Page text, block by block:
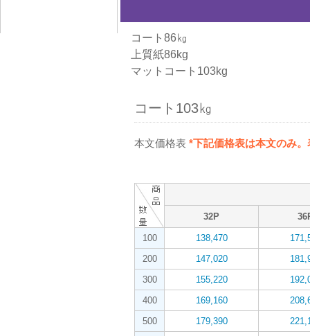
コート86㎏
上質紙86kg
マットコート103kg
コート103㎏
本文価格表 *下記価格表は本文のみ
32P
100 138,470
200
147,020
300
155,220
400
169,160
500
179,390